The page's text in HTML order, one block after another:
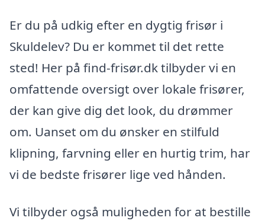
Er du på udkig efter en dygtig frisør i
Skuldelev? Du er kommet til det rette
sted! Her på find-frisør.dk tilbyder vi en
omfattende oversigt over lokale frisører,
der kan give dig det look, du drømmer
om. Uanset om du ønsker en stilfuld
klipning, farvning eller en hurtig trim, har
vi de bedste frisører lige ved hånden.
Vi tilbyder også muligheden for at bestille